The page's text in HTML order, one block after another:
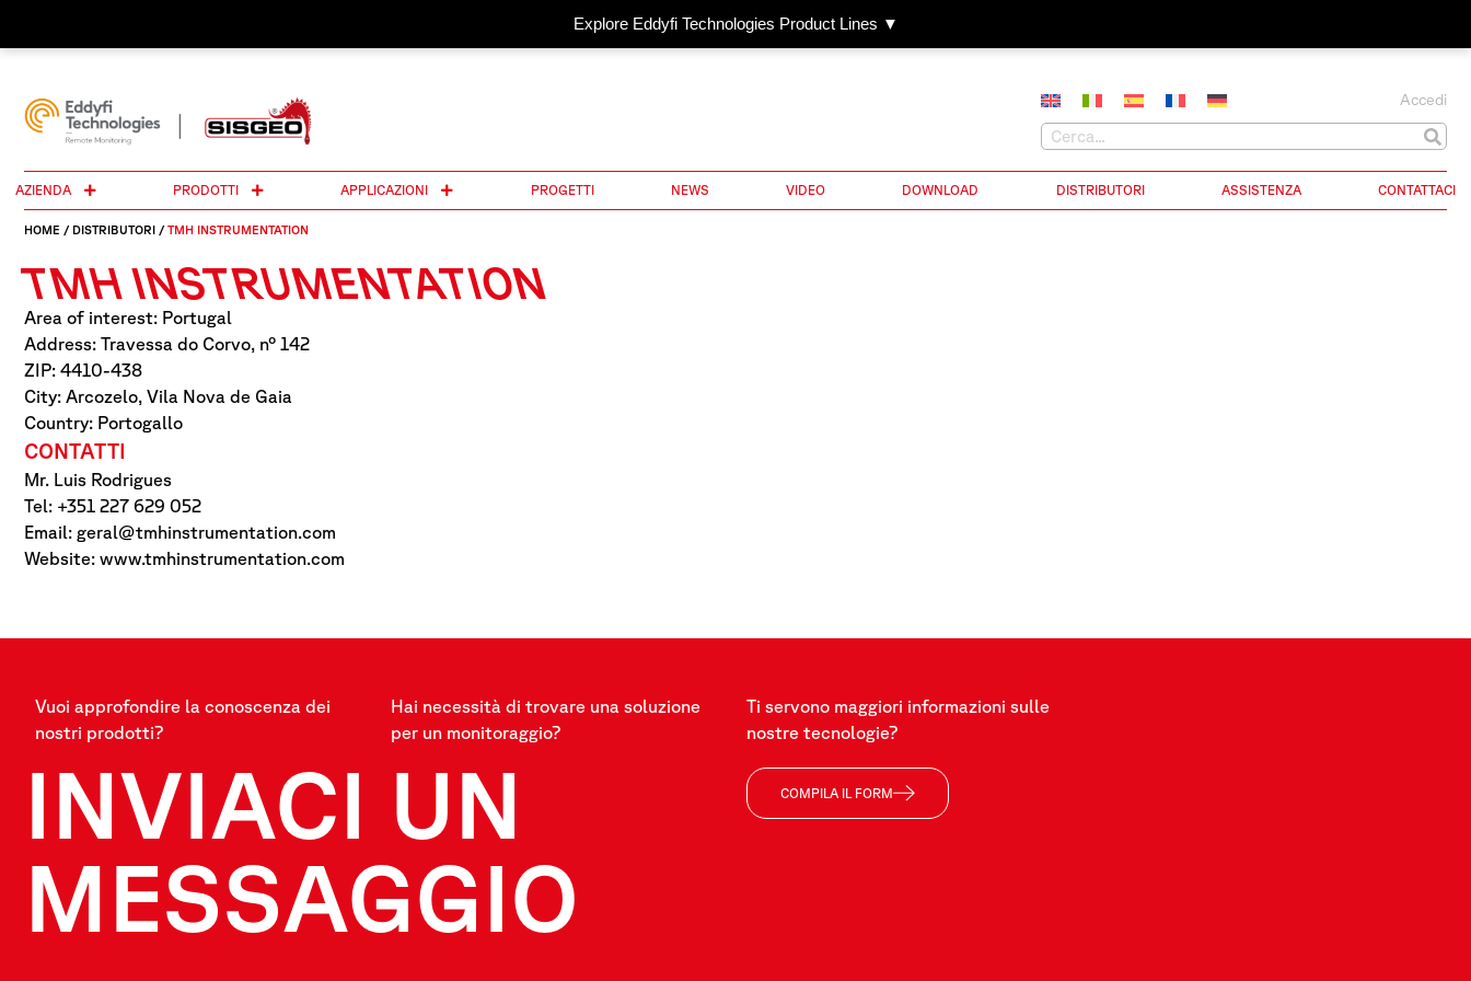
Explore Eddyfi Technologies Product Lines ▼
Accedi
AZIENDA PRODOTTI APPLICAZIONI PROGETTI NEWS VIDEO DOWNLOAD DISTRIBUTORI ASSISTENZA CONTATTACI
HOME / DISTRIBUTORI / TMH INSTRUMENTATION
TMH INSTRUMENTATION
Area of interest: Portugal
Address: Travessa do Corvo, nº 142
ZIP: 4410-438
City: Arcozelo, Vila Nova de Gaia
Country: Portogallo
CONTATTI
Mr. Luis Rodrigues
Tel: +351 227 629 052
Email: geral@tmhinstrumentation.com
Website: www.tmhinstrumentation.com
Vuoi approfondire la conoscenza dei
nostri prodotti?
Hai necessità di trovare una soluzione
per un monitoraggio?
Ti servono maggiori informazioni sulle
nostre tecnologie?
INVIACI UN
MESSAGGIO
COMPILA IL FORM